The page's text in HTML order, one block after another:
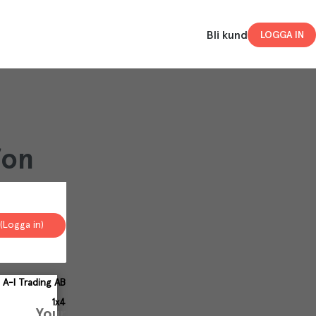
Bli kund LOGGA IN
in)
A-l Trading AB
1x4